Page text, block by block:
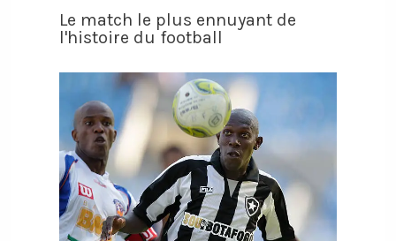
Le match le plus ennuyant de
l'histoire du football